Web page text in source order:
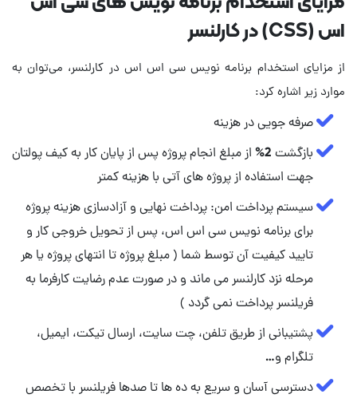
اس (CSS) در کارلنسر
از مزایای استخدام برنامه نویس سی اس اس در کارلنسر، می‌توان به
موارد زیر اشاره کرد:
صرفه جویی در هزینه
بازگشت 2% از مبلغ انجام پروژه پس از پایان کار به کیف پولتان
جهت استفاده از پروژه های آتی با هزینه کمتر
سیستم پرداخت امن: پرداخت نهایی و آزادسازی هزینه پروژه
برای برنامه نویس سی اس اس، پس از تحویل خروجی کار و
تایید کیفیت آن توسط شما ( مبلغ پروژه تا انتهای پروژه یا هر
مرحله نزد کارلنسر می ماند و در صورت عدم رضایت کارفرما به
فریلنسر پرداخت نمی گردد )
پشتیبانی از طریق تلفن، چت سایت، ارسال تیکت، ایمیل،
تلگرام و…
دسترسی آسان و سریع به ده ها تا صدها فریلنسر با تخصص